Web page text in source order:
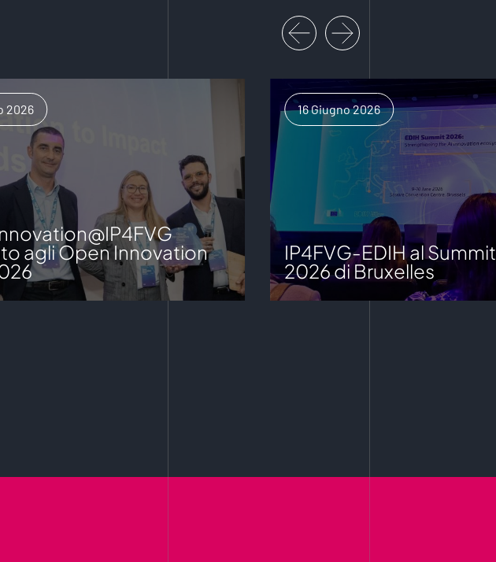
2026
agli Open Innovation
16 Giugno 2026
IP4FVG-EDIH al
2026 di Bruxelles